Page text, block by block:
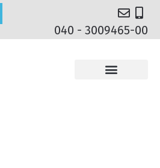
040 - 3009465-00